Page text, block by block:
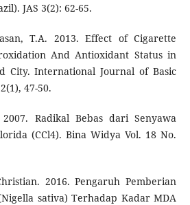
JAS 3(2): 62-65.
T.A. 2013. Effect of Cigarette
And Antioxidant Status in
City. International Journal of Basic
47-50.
Radikal Bebas dari Senyawa
(CCl4). Bina Widya Vol. 18 No.
2016. Pengaruh Pemberian
sativa) Terhadap Kadar MDA